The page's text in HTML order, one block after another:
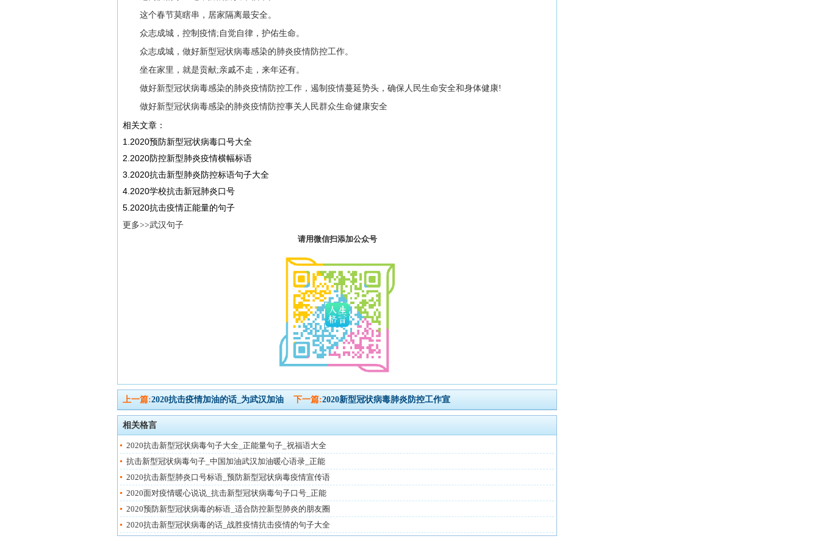
这个春节莫瞎串，居家隔离最安全。
众志成城，控制疫情;自觉自律，护佑生命。
众志成城，做好新型冠状病毒感染的肺炎疫情防控工作。
坐在家里，就是贡献;亲戚不走，来年还有。
做好新型冠状病毒感染的肺炎疫情防控工作，遏制疫情蔓延势头，确保人民生命安全和身体健康!
做好新型冠状病毒感染的肺炎疫情防控事关人民群众生命健康安全
相关文章：
1.2020预防新型冠状病毒口号大全
2.2020防控新型肺炎疫情横幅标语
3.2020抗击新型肺炎防控标语句子大全
4.2020学校抗击新冠肺炎口号
5.2020抗击疫情正能量的句子
更多>>武汉句子
请用微信扫添加公众号
上一篇:2020抗击疫情加油的话_为武汉加油 下一篇:2020新型冠状病毒肺炎防控工作宣
相关格言
2020抗击新型冠状病毒句子大全_正能量句子_祝福语大全
抗击新型冠状病毒句子_中国加油武汉加油暖心语录_正能
2020抗击新型肺炎口号标语_预防新型冠状病毒疫情宣传语
2020面对疫情暖心说说_抗击新型冠状病毒句子口号_正能
2020预防新型冠状病毒的标语_适合防控新型肺炎的朋友圈
2020抗击新型冠状病毒的话_战胜疫情抗击疫情的句子大全